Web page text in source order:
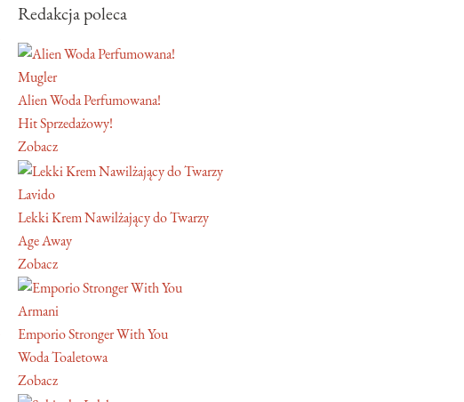
Redakcja poleca
Mugler
Alien Woda Perfumowana!
Hit Sprzedażowy!
Zobacz
Lavido
Lekki Krem Nawilżający do Twarzy
Age Away
Zobacz
Armani
Emporio Stronger With You
Woda Toaletowa
Zobacz